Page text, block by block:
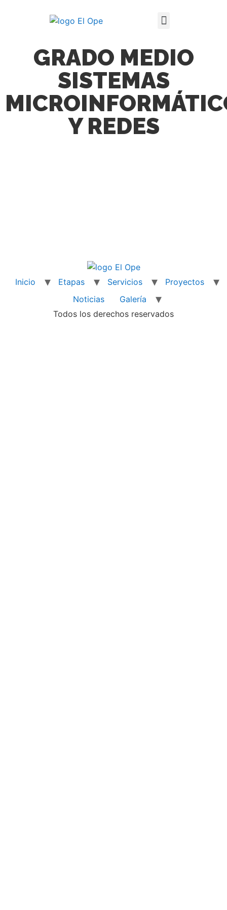
GRADO MEDIO
SISTEMAS
Y REDES
Inicio Etapas Servicios
Proyectos
Noticias
Galería
Todos los derechos reservados